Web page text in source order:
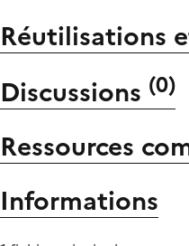
Réutilisations
Discussions (0)
Ressources
Informations